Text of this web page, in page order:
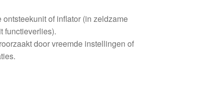
ontsteekunit of inflator (in zeldzame
functieverlies).
door vreemde instellingen of